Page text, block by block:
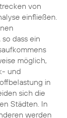
von
einfließen.
dass ein
möglich,
und
in
sich die
Städten. In
werden